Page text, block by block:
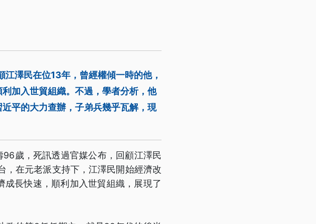
澤民在位13年，曾經權傾一時的他，
加入世貿組織。不過，學者分析，他
平的大力查辦，子弟兵幾乎瓦解，現
歲，死訊透過官媒公布，回顧江澤民
，在元老派支持下，江澤民開始經濟改
長快速，順利加入世貿組織，展現了